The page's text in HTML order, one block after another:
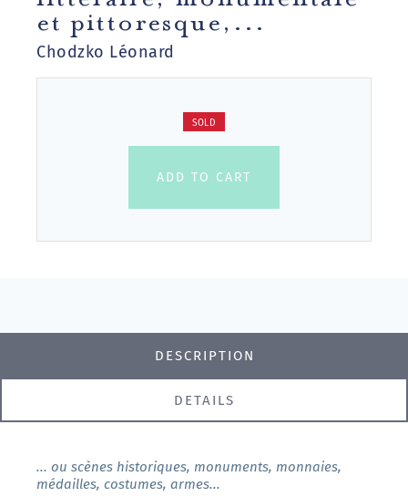
et pittoresque,...
Chodzko Léonard
SOLD
ADD TO CART
DESCRIPTION
DETAILS
... ou scènes historiques, monuments, monnaies,
médailles, costumes, armes...